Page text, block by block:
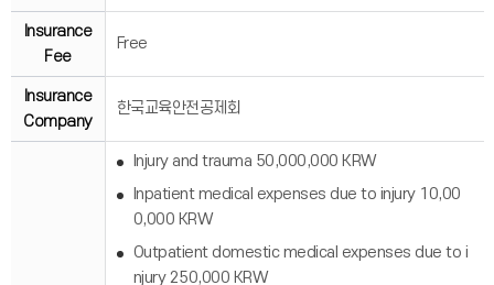
Insurance
Fee
Free
Insurance
Company
한국교육안전공제회
Injury and trauma 50,000,000 KRW
Inpatient medical expenses due to injury 10,00
0,000 KRW
Outpatient domestic medical expenses due to i
njury 250,000 KRW